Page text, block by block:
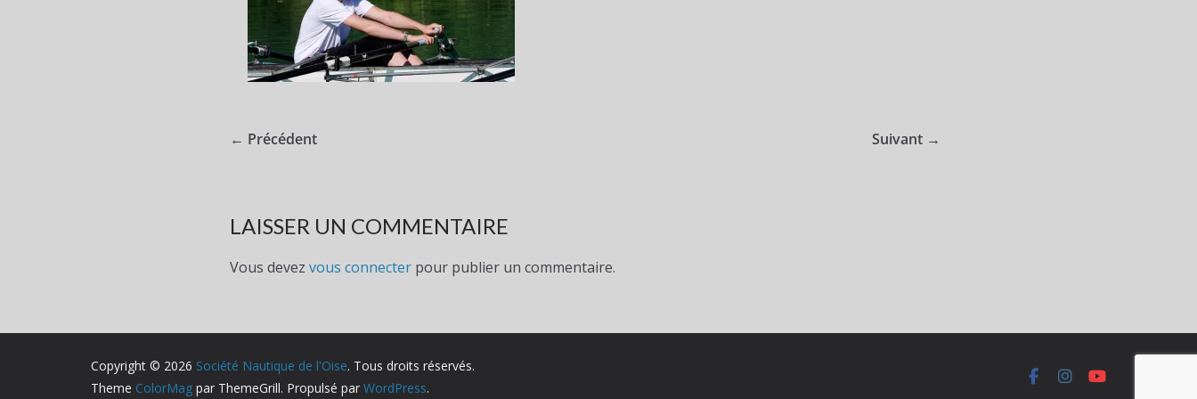
← Précédent Suivant →
LAISSER UN COMMENTAIRE
Vous devez vous connecter pour publier un commentaire.
Copyright © 2026 Société Nautique de l'Oise. Tous droits réservés.
Theme ColorMag par ThemeGrill. Propulsé par WordPress.